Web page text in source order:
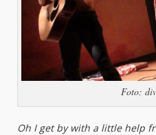
Foto:
Oh I get by with a little help